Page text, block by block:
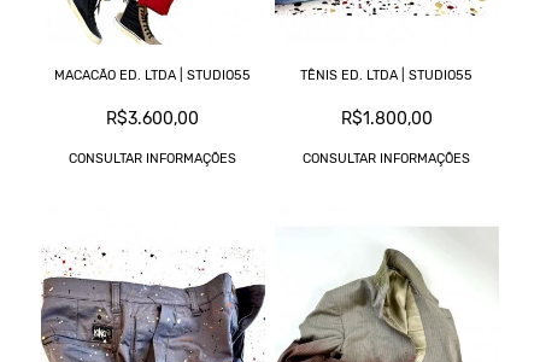
MACACÃO ED. LTDA | STUDIO55
R$3.600,00
CONSULTAR INFORMAÇÕES
TÊNIS ED. LTDA | STUDIO55
R$1.800,00
CONSULTAR INFORMAÇÕES